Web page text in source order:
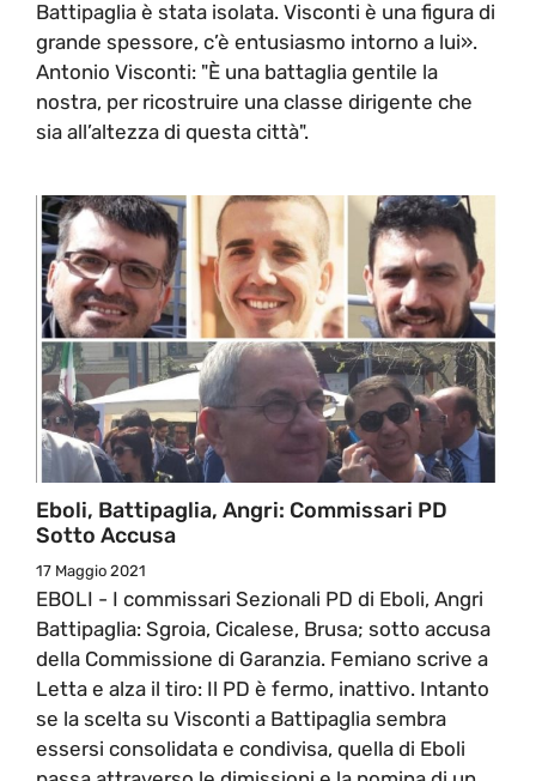
Battipaglia è stata isolata. Visconti è una figura di
grande spessore, c’è entusiasmo intorno a lui».
Antonio Visconti: "È una battaglia gentile la
nostra, per ricostruire una classe dirigente che
sia all’altezza di questa città".
Eboli, Battipaglia, Angri: Commissari PD
Sotto Accusa
17 Maggio 2021
EBOLI - I commissari Sezionali PD di Eboli, Angri
Battipaglia: Sgroia, Cicalese, Brusa; sotto accusa
della Commissione di Garanzia. Femiano scrive a
Letta e alza il tiro: Il PD è fermo, inattivo. Intanto
se la scelta su Visconti a Battipaglia sembra
essersi consolidata e condivisa, quella di Eboli